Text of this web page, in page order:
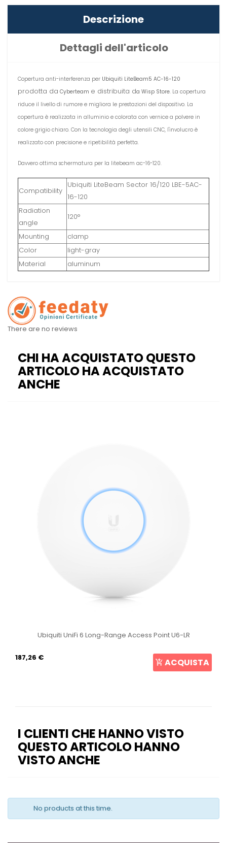
Descrizione
Dettagli dell'articolo
Copertura anti-interferenza per Ubiquiti LiteBeam5 AC-16-120
prodotta da Cyberteam e distribuita da Wisp Store. La copertura
riduce il livello di rumore e migliora le prestazioni del dispositivo. La
copertura è realizzata in alluminio e colorata con vernice a polvere in
colore grigio chiaro. Con la tecnologia degli utensili CNC, l'involucro è
realizzato con precisione e ripetibilità perfetta.
Davvero ottima schermatura per la litebeam ac-16-120.
Compatibility
Ubiquiti LiteBeam Sector 16/120 LBE-5AC-
16-120
Radiation
angle
120°
Mounting
clamp
Color
light-gray
Material
aluminum
There are no reviews
CHI HA ACQUISTATO QUESTO
ARTICOLO HA ACQUISTATO
ANCHE
Ubiquiti UniFi 6 Long-Range Access Point U6-LR
187,26 € ACQUISTA
I CLIENTI CHE HANNO VISTO
QUESTO ARTICOLO HANNO
VISTO ANCHE
No products at this time.